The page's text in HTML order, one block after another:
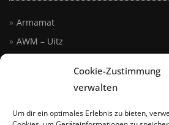
Cookie-Zustimmung
verwalten
Um dir ein optimales Erlebnis zu bieten,
Armamat
AWM – Uitz
Seidler KG